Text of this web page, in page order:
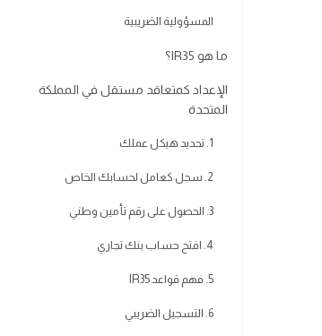
المسؤولية الضريبية
ما هو IR35؟
الإعداد كمتعاقد مستقل في المملكة
المتحدة
1. تحديد هيكل عملك
2. سجل كعامل لحسابك الخاص
3. الحصول على رقم تأمين وطني
4. افتح حساب بنك تجاري
5. فهم قواعد IR35
6. التسجيل الضريبي